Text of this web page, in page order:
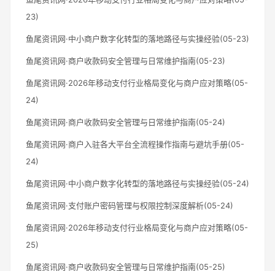
23)
鱼尾资讯网·中小商户数字化转型的落地路径与实操经验(05-23)
鱼尾资讯网·商户收款码安全管理与日常维护指南(05-23)
鱼尾资讯网·2026年移动支付行业格局变化与商户应对策略(05-
24)
鱼尾资讯网·商户收款码安全管理与日常维护指南(05-24)
鱼尾资讯网·商户入驻各大平台全流程操作指南与避坑手册(05-
24)
鱼尾资讯网·中小商户数字化转型的落地路径与实操经验(05-24)
鱼尾资讯网·支付账户密码管理与权限控制深度解析(05-24)
鱼尾资讯网·2026年移动支付行业格局变化与商户应对策略(05-
25)
鱼尾资讯网·商户收款码安全管理与日常维护指南(05-25)